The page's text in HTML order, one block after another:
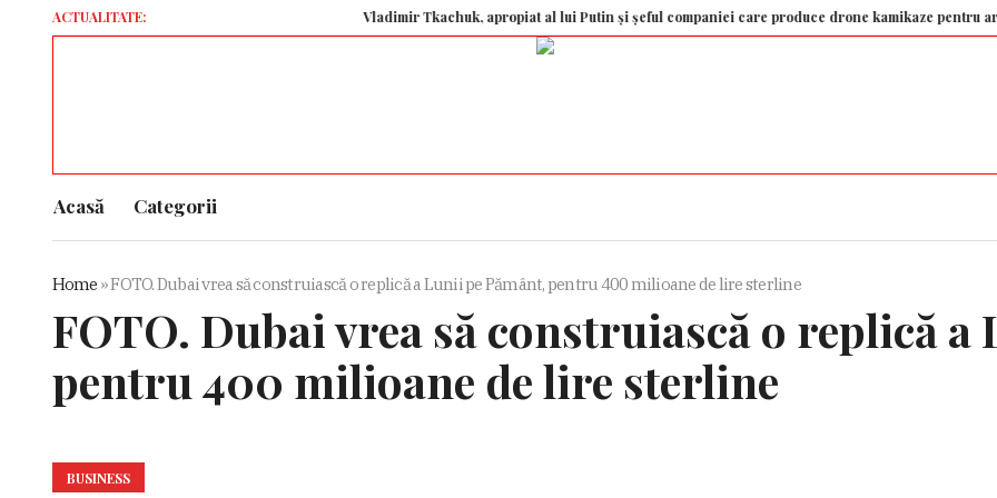
ACTUALITATE: Vladimir Tkachuk, apropiat al lui Putin și șeful companiei care produce drone kamikaze pentru armată
Acasă Categorii
Home »FOTO. Dubai vrea să construiască o replică a Lunii pe Pământ, pentru 400 milioane de lire sterline
FOTO. Dubai vrea să construiască o replică a
pentru 400 milioane de lire sterline
BUSINESS